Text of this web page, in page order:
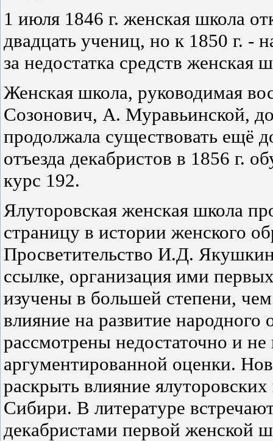
1 июля 1846 г. женская школа
двадцать учениц, но к 1850 г. -
за недостатка средств женская
Женская школа, руководимая
Созонович, А. Муравьинской,
продолжала существовать ещё
отъезда декабристов в 1856 г.
курс 192.
Ялуторовская женская школа
страницу в истории женского
Просветительство И.Д.
ссылке, организация ими
изучены в большей степени,
влияние на развитие
рассмотрены недостаточно и
аргументированной оценки.
раскрыть влияние
Сибири. В литературе
декабристами первой женской